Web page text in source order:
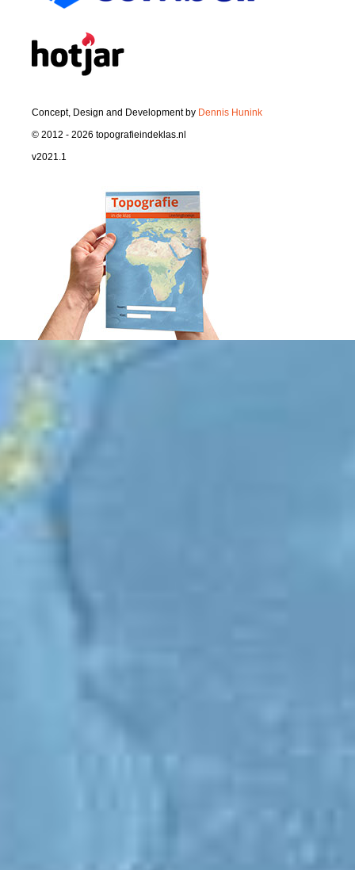
Concept, Design and Development by Dennis Hunink
© 2012 - 2026 topografieindeklas.nl
v2021.1